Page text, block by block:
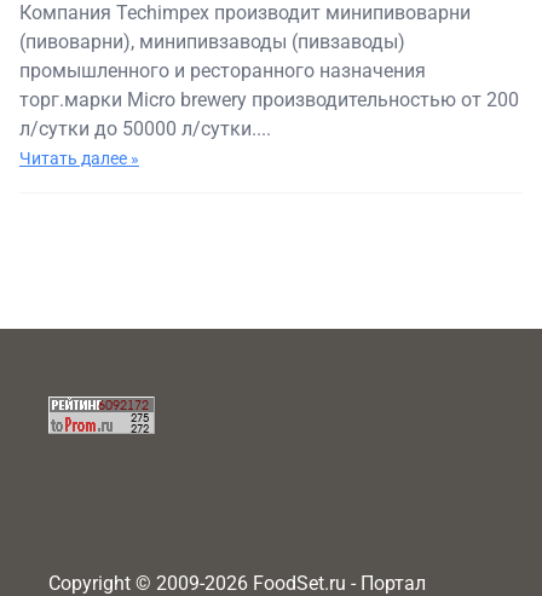
Компания Techimpex производит минипивоварни
(пивоварни), минипивзаводы (пивзаводы)
промышленного и ресторанного назначения
торг.марки Micro brewery производительностью от 200
л/сутки до 50000 л/сутки....
Читать далее »
Copyright © 2009-2026 FoodSet.ru - Портал